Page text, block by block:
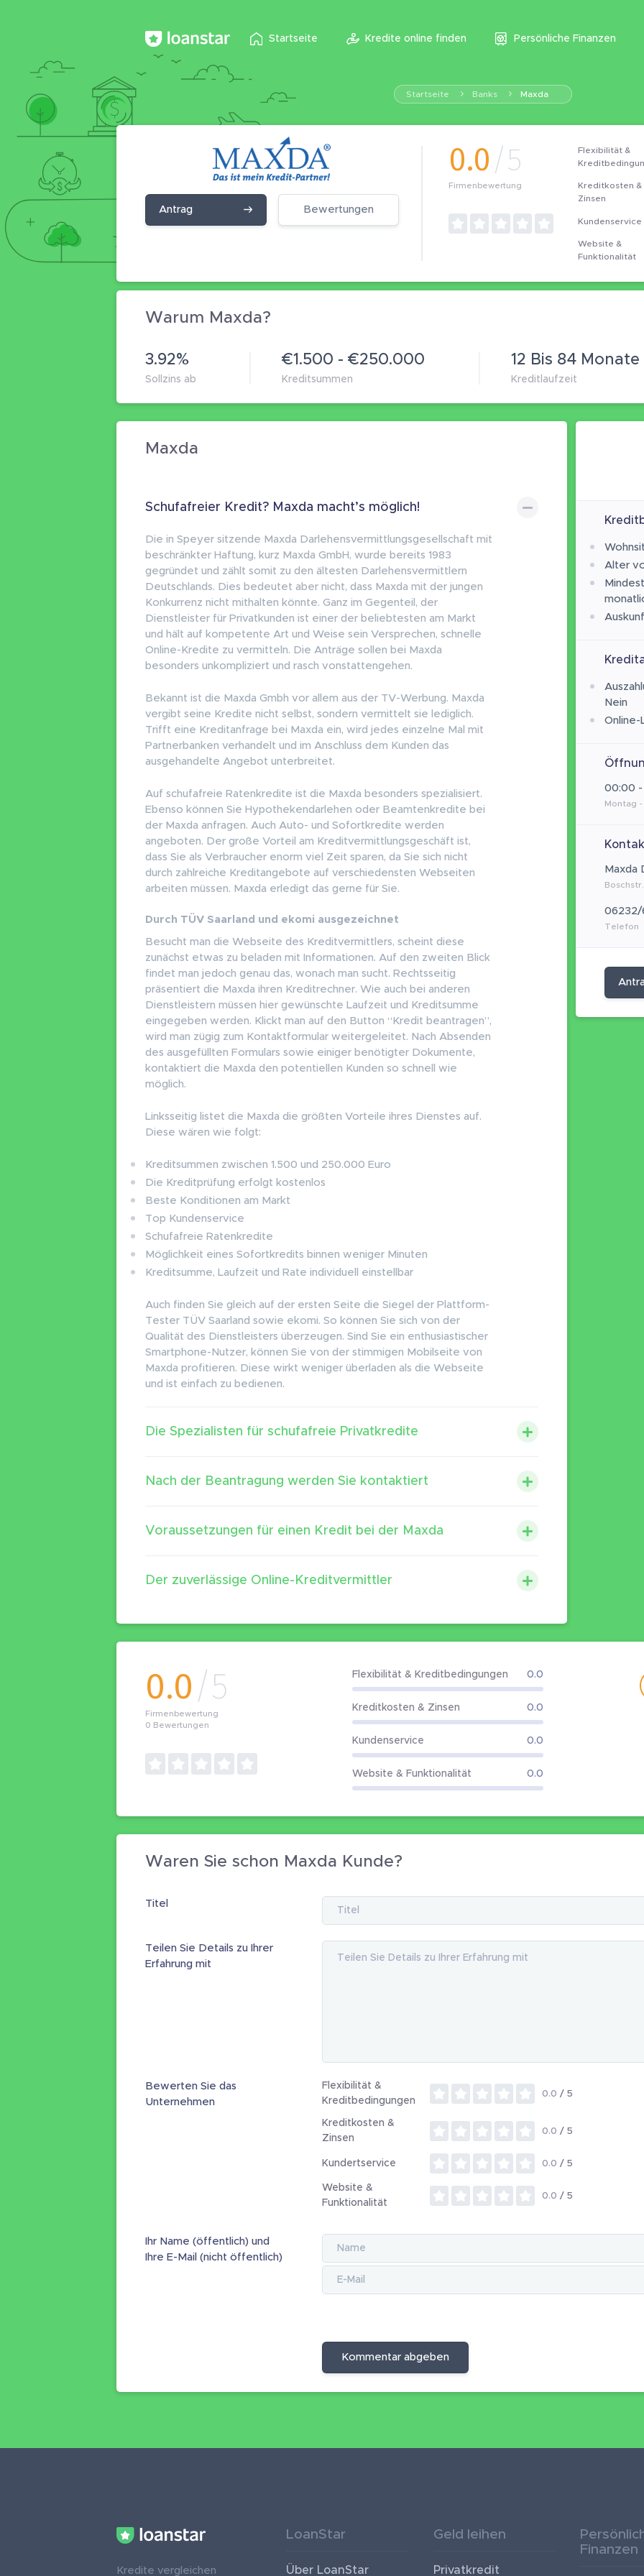
Startseite Kredite online finden Persönliche Finanzen
Startseite Banks Maxda
Antrag Bewertungen
0.0/5
Firmenbewertung
Flexibilität &
Kreditkosten &
Zinsen
Kundenservice
Website &
Funktionalität
Warum Maxda?
3.92%
Sollzins ab
€1.500 - €250.000
Kreditsummen
12 Bis 84 Monate
Kreditlaufzeit
Maxda
Schufafreier Kredit? Maxda macht’s möglich!
Die in Speyer sitzende Maxda Darlehensvermittlungsgesellschaft mit
beschränkter Haftung, kurz Maxda GmbH, wurde bereits 1983
gegründet und zählt somit zu den ältesten Darlehensvermittlern
Deutschlands. Dies bedeutet aber nicht, dass Maxda mit der jungen
Konkurrenz nicht mithalten könnte. Ganz im Gegenteil, der
Dienstleister für Privatkunden ist einer der beliebtesten am Markt
und hält auf kompetente Art und Weise sein Versprechen, schnelle
Online-Kredite zu vermitteln. Die Anträge sollen bei Maxda
besonders unkompliziert und rasch vonstattengehen.
Bekannt ist die Maxda Gmbh vor allem aus der TV-Werbung. Maxda
vergibt seine Kredite nicht selbst, sondern vermittelt sie lediglich.
Trifft eine Kreditanfrage bei Maxda ein, wird jedes einzelne Mal mit
Partnerbanken verhandelt und im Anschluss dem Kunden das
ausgehandelte Angebot unterbreitet.
Auf schufafreie Ratenkredite ist die Maxda besonders spezialisiert.
Ebenso können Sie Hypothekendarlehen oder Beamtenkredite bei
der Maxda anfragen. Auch Auto- und Sofortkredite werden
angeboten. Der große Vorteil am Kreditvermittlungsgeschäft ist,
dass Sie als Verbraucher enorm viel Zeit sparen, da Sie sich nicht
durch zahlreiche Kreditangebote auf verschiedensten Webseiten
arbeiten müssen. Maxda erledigt das gerne für Sie.
Durch TÜV Saarland und ekomi ausgezeichnet
Besucht man die Webseite des Kreditvermittlers, scheint diese
zunächst etwas zu beladen mit Informationen. Auf den zweiten Blick
findet man jedoch genau das, wonach man sucht. Rechtsseitig
präsentiert die Maxda ihren Kreditrechner. Wie auch bei anderen
Dienstleistern müssen hier gewünschte Laufzeit und Kreditsumme
eingegeben werden. Klickt man auf den Button “Kredit beantragen”,
wird man zügig zum Kontaktformular weitergeleitet. Nach Absenden
des ausgefüllten Formulars sowie einiger benötigter Dokumente,
kontaktiert die Maxda den potentiellen Kunden so schnell wie
möglich.
Linksseitig listet die Maxda die größten Vorteile ihres Dienstes auf.
Diese wären wie folgt:
Kreditsummen zwischen 1.500 und 250.000 Euro
Die Kreditprüfung erfolgt kostenlos
Beste Konditionen am Markt
Top Kundenservice
Schufafreie Ratenkredite
Möglichkeit eines Sofortkredits binnen weniger Minuten
Kreditsumme, Laufzeit und Rate individuell einstellbar
Auch finden Sie gleich auf der ersten Seite die Siegel der Plattform-
Tester TÜV Saarland sowie ekomi. So können Sie sich von der
Qualität des Dienstleisters überzeugen. Sind Sie ein enthusiastischer
Smartphone-Nutzer, können Sie von der stimmigen Mobilseite von
Maxda profitieren. Diese wirkt weniger überladen als die Webseite
und ist einfach zu bedienen.
Die Spezialisten für schufafreie Privatkredite
Nach der Beantragung werden Sie kontaktiert
Voraussetzungen für einen Kredit bei der Maxda
Der zuverlässige Online-Kreditvermittler
Alter
Nein
Online-
00:00 -
Montag
Maxda
06232/
Telefon
0.0/5
Firmenbewertung
0 Bewertungen
Flexibilität & Kreditbedingungen 0.0
Kreditkosten & Zinsen 0.0
Kundenservice 0.0
Website & Funktionalität 0.0
Waren Sie schon Maxda Kunde?
Titel
Teilen Sie Details zu Ihrer
Erfahrung mit
Bewerten Sie das
Unternehmen
Flexibilität &
Kreditbedingungen
0.0 / 5
Kreditkosten &
Zinsen
0.0 / 5
Kundertservice 0.0 / 5
Website &
Funktionalität
0.0 / 5
Ihr Name (öffentlich) und
Ihre E-Mail (nicht öffentlich)
Kommentar abgeben
Kredite vergleichen
LoanStar
Über LoanStar
Geld leihen
Privatkredit
Finanzen